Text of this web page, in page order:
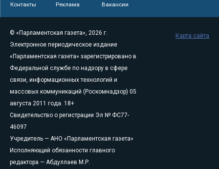
Контакты Реклама Вакансии
© «Парламентская газета», 2026 г.
Электронное периодическое издание
«Парламентская газета» зарегистрировано в
Федеральной службе по надзору в сфере
связи, информационных технологий и
массовых коммуникаций (Роскомнадзор) 05
августа 2011 года. 18+
Свидетельство о регистрации Эл № ФС77-
46097
Учредитель — АНО «Парламентская газета»
Исполняющий обязанности главного
редактора — Абдуллаев М.Р.
Карта сайта